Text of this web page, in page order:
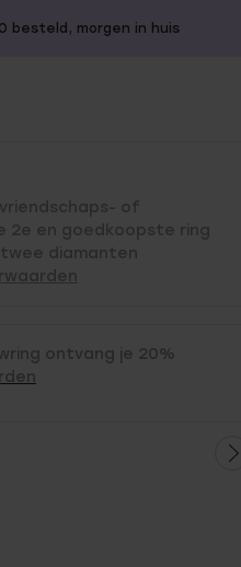
besteld, morgen in huis
of
2e en goedkoopste ring
diamanten
ontvang je 20%